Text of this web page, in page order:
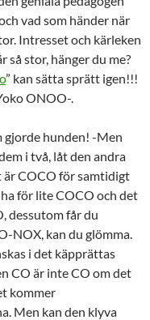
vad som händer när
Intresset och kärleken
så stor, hänger du me?
” kan sätta sprätt igen!!!
ONOO-.
gjorde hunden! -Men
i två, låt den andra
är COCO för samtidigt
för lite COCO och det
dessutom får du
NOX, kan du glömma.
i det käpprättas
CO är inte CO om det
kommer
Men kan den klyva